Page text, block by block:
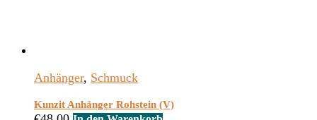
Anhänger, Schmuck
Kunzit Anhänger Rohstein (V)